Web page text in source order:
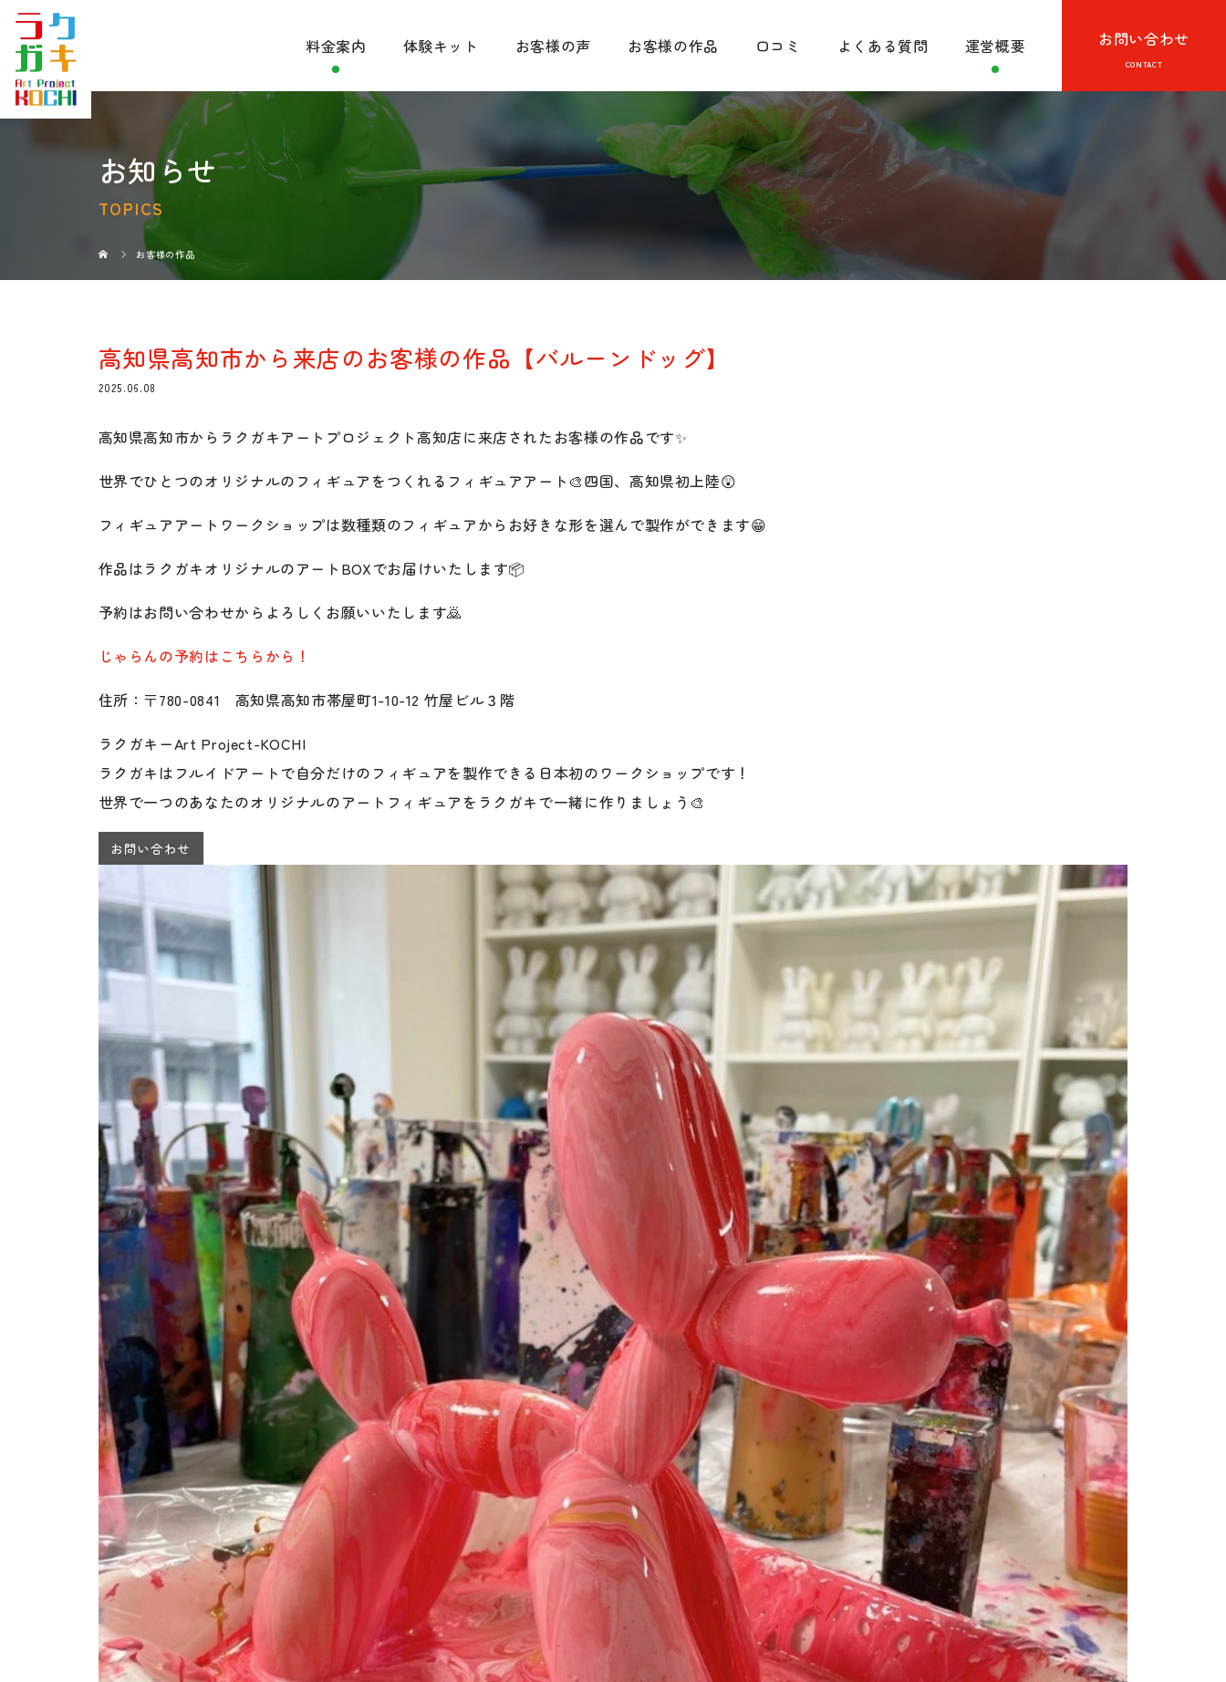
料金案内 体験キット お客様の声 お客様の作品 口コミ よくある質問 運営概要 お問い合わせ
お知らせ
TOPICS
お客様の作品
高知県高知市から来店のお客様の作品【バルーンドッグ】
2025.06.08
高知県高知市からラクガキアートプロジェクト高知店に来店されたお客様の作品です✨
世界でひとつのオリジナルのフィギュアをつくれるフィギュアアート🎨四国、高知県初上陸😲
フィギュアアートワークショップは数種類のフィギュアからお好きな形を選んで製作ができます😁
作品はラクガキオリジナルのアートBOXでお届けいたします📦
予約はお問い合わせからよろしくお願いいたします🙇
じゃらんの予約はこちらから！
住所：〒780-0841 高知県高知市帯屋町1-10-12 竹屋ビル３階
ラクガキーArt Project-KOCHI
ラクガキはフルイドアートで自分だけのフィギュアを製作できる日本初のワークショップです！
世界で一つのあなたのオリジナルのアートフィギュアをラクガキで一緒に作りましょう🎨
お問い合わせ